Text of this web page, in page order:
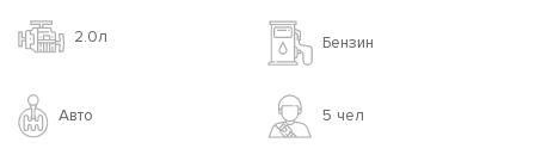
2.0л Бензин
Авто 5 чел